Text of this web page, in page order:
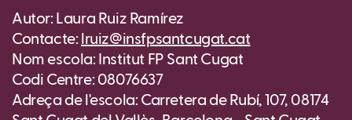
Autor: Laura Ruiz Ramírez
Contacte: lruiz@insfpsantcugat.cat
Nom escola: Institut FP Sant Cugat
Codi Centre: 08076637
Adreça de l'escola: Carretera de Rubí, 107, 08174